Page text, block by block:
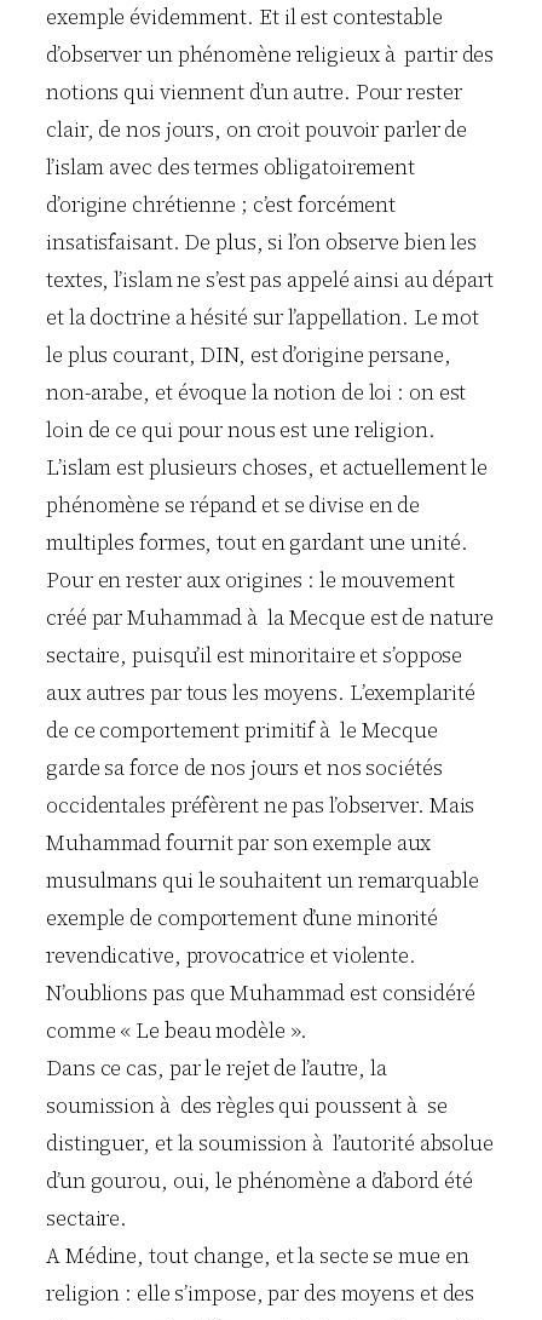
exemple évidemment. Et il est contestable
d’observer un phénomène religieux à partir des
notions qui viennent d’un autre. Pour rester
clair, de nos jours, on croit pouvoir parler de
l’islam avec des termes obligatoirement
d’origine chrétienne ; c’est forcément
insatisfaisant. De plus, si l’on observe bien les
textes, l’islam ne s’est pas appelé ainsi au départ
et la doctrine a hésité sur l’appellation. Le mot
le plus courant, DIN, est d’origine persane,
non-arabe, et évoque la notion de loi : on est
loin de ce qui pour nous est une religion.
L’islam est plusieurs choses, et actuellement le
phénomène se répand et se divise en de
multiples formes, tout en gardant une unité.
Pour en rester aux origines : le mouvement
créé par Muhammad à la Mecque est de nature
sectaire, puisqu’il est minoritaire et s’oppose
aux autres par tous les moyens. L’exemplarité
de ce comportement primitif à le Mecque
garde sa force de nos jours et nos sociétés
occidentales préfèrent ne pas l’observer. Mais
Muhammad fournit par son exemple aux
musulmans qui le souhaitent un remarquable
exemple de comportement d’une minorité
revendicative, provocatrice et violente.
N’oublions pas que Muhammad est considéré
comme « Le beau modèle ».
Dans ce cas, par le rejet de l’autre, la
soumission à des règles qui poussent à se
distinguer, et la soumission à l’autorité absolue
d’un gourou, oui, le phénomène a d’abord été
sectaire.
A Médine, tout change, et la secte se mue en
religion : elle s’impose, par des moyens et des